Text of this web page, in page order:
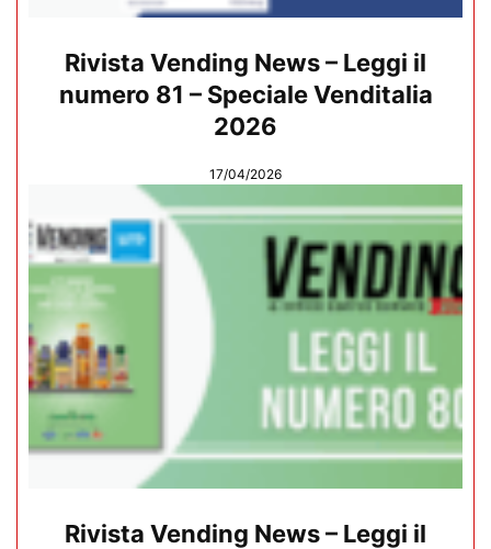
Rivista Vending News – Leggi il
numero 81 – Speciale Venditalia
2026
17/04/2026
Rivista Vending News – Leggi il